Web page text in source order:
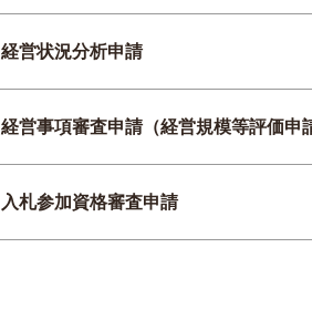
経営状況分析申請
経営事項審査申請（経営規模等評価申
入札参加資格審査申請